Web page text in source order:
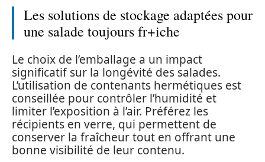
Les solutions de stockage adaptées pour
une salade toujours fr+iche
Le choix de l’emballage a un impact
significatif sur la longévité des salades.
L’utilisation de contenants hermétiques est
conseillée pour contrôler l’humidité et
limiter l’exposition à l’air. Préférez les
récipients en verre, qui permettent de
conserver la fraîcheur tout en offrant une
bonne visibilité de leur contenu.